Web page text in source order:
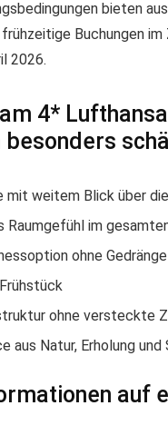
bieten
Buchungen im
2026.
4*
besonders
mit weitem Blick über
Raumgefühl im
ohne Gedränge
ohne versteckte
aus Natur, Erholung
auf